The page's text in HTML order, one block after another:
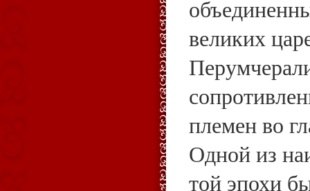
великих
племен во
Одной из
той эпохи